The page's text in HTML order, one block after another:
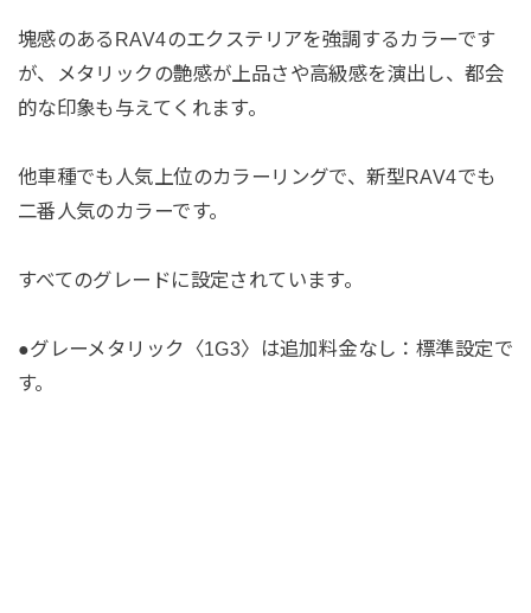
塊感のあるRAV4のエクステリアを強調するカラーです
が、メタリックの艶感が上品さや高級感を演出し、都会
的な印象も与えてくれます。
他車種でも人気上位のカラーリングで、新型RAV4でも
二番人気のカラーです。
すべてのグレードに設定されています。
●グレーメタリック〈1G3〉は追加料金なし：標準設定で
す。